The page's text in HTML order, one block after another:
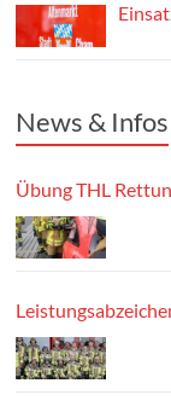
News & Infos
Übung THL